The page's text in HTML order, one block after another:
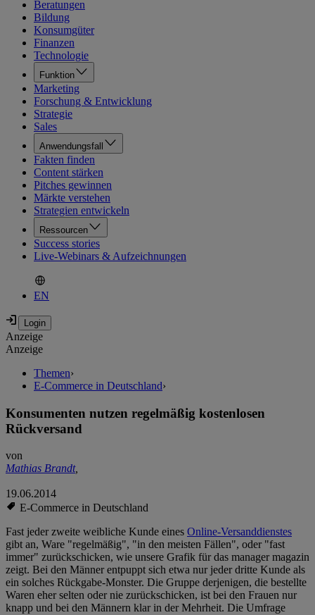
Beratungen
Bildung
Konsumgüter
Finanzen
Technologie
Funktion
Marketing
Forschung & Entwicklung
Strategie
Sales
Anwendungsfall
Fakten finden
Content stärken
Pitches gewinnen
Märkte verstehen
Strategien entwickeln
Ressourcen
Success stories
Live-Webinars & Aufzeichnungen
EN
Anzeige
Anzeige
Themen›
E-Commerce in Deutschland›
Konsumenten nutzen regelmäßig kostenlosen
Rückversand
von
Mathias Brandt,
19.06.2014
E-Commerce in Deutschland
Fast jeder zweite weibliche Kunde eines Online-Versanddienstes
gibt an, Ware "regelmäßig", "in den meisten Fällen", oder "fast
immer" zurückschicken, wie unsere Grafik für das manager magazin
zeigt. Bei den Männer entpuppt sich etwa nur jeder dritte Kunde als
ein solches Rückgabe-Monster. Die Gruppe derjenigen, die bestellte
Waren eher selten oder nie zurückschicken, ist bei den Frauen nur
knapp und bei den Männern klar in der Mehrheit. Die Umfrage